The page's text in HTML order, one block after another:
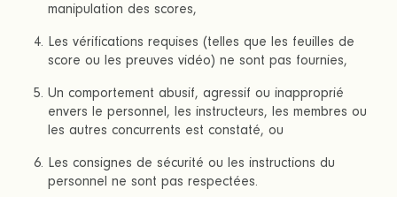
manipulation des scores,
Les vérifications requises (telles que les feuilles de
score ou les preuves vidéo) ne sont pas fournies,
Un comportement abusif, agressif ou inapproprié
envers le personnel, les instructeurs, les membres ou
les autres concurrents est constaté, ou
Les consignes de sécurité ou les instructions du
personnel ne sont pas respectées.